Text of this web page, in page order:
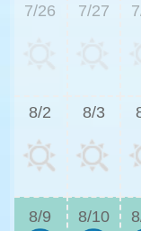
7/26
7/27
8/2 8/3
8/9 8/10